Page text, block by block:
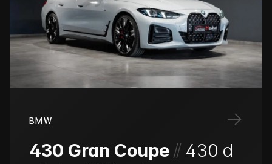
→
BMW
430 Gran Coupe // 430 d